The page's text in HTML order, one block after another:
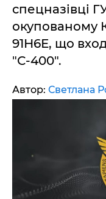
спецназівці
окупованому
91Н6Е, що
"С-400".
Автор: Светлана